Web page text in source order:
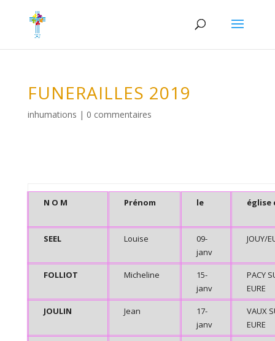
FUNERAILLES 2019
inhumations | 0 commentaires
N O M Prénom le église
SEEL Louise
09-
janv
JOUY/
FOLLIOT Micheline
15-
janv
PACY
EURE
JOULIN Jean
17-
janv
VAUX
EURE